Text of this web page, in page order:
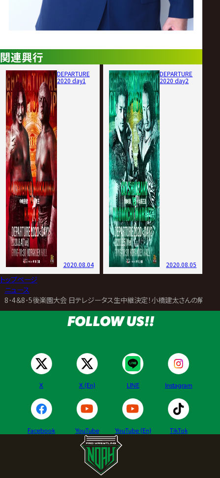
関連興行
DEPARTURE
2020 day1
2020.08.04
DEPARTURE
2020 day2
2020.08.05
トップページ
ニュース
8･4＆8･5後楽園大会 日テレジータス生中継決定！小橋建太さんの解説も
FOLLOW US!!
X X (En) LINE Instagram
Facebook YouTube YouTube (En) TikTok